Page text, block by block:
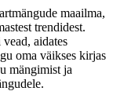
maailma,
trendidest.
aidates
oma väikses kirjas
mängimist ja